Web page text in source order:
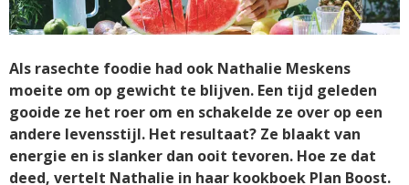
Als rasechte foodie had ook Nathalie Meskens
moeite om op gewicht te blijven. Een tijd geleden
gooide ze het roer om en schakelde ze over op een
andere levensstijl. Het resultaat? Ze blaakt van
energie en is slanker dan ooit tevoren. Hoe ze dat
deed, vertelt Nathalie in haar kookboek Plan Boost.